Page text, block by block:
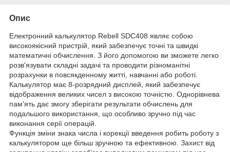
Опис
Електронний калькулятор Rebell SDC408 являє собою
високоякісний пристрій, який забезпечує точні та швидкі
математичні обчислення. З його допомогою ви зможете легко
розв'язувати складні задачі та проводити різноманітні
розрахунки в повсякденному житті, навчанні або роботі.
Калькулятор має 8-розрядний дисплей, який забезпечує
відображення великих чисел з високою точністю. Однорівнева
пам'ять дає змогу зберігати результати обчислень для
подальшого використання, що особливо зручно під час
виконання серії операцій.
Функція зміни знака числа і корекції введення робить роботу з
калькулятором ще більш зручною та ефективною. Захист від